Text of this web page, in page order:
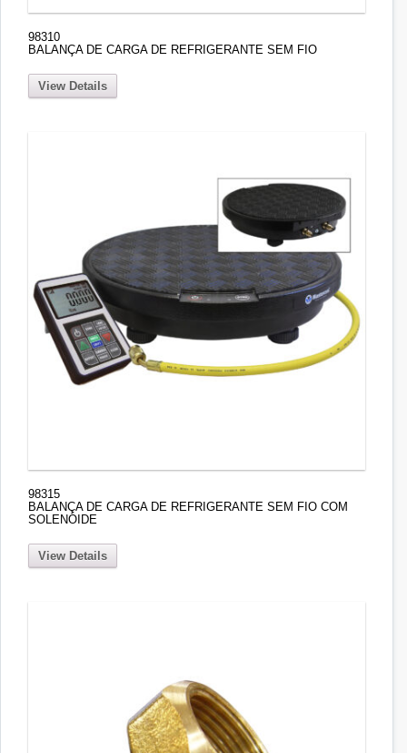
98310
BALANÇA DE CARGA DE REFRIGERANTE SEM FIO
View Details
98315
BALANÇA DE CARGA DE REFRIGERANTE SEM FIO COM
SOLENÓIDE
View Details